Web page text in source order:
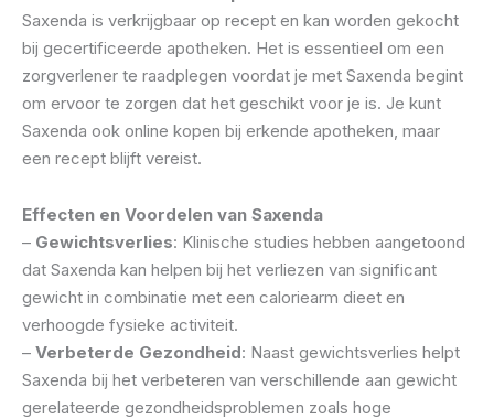
Saxenda is verkrijgbaar op recept en kan worden gekocht
bij gecertificeerde apotheken. Het is essentieel om een
zorgverlener te raadplegen voordat je met Saxenda begint
om ervoor te zorgen dat het geschikt voor je is. Je kunt
Saxenda ook online kopen bij erkende apotheken, maar
een recept blijft vereist.
Effecten en Voordelen van Saxenda
– Gewichtsverlies: Klinische studies hebben aangetoond
dat Saxenda kan helpen bij het verliezen van significant
gewicht in combinatie met een caloriearm dieet en
verhoogde fysieke activiteit.
– Verbeterde Gezondheid: Naast gewichtsverlies helpt
Saxenda bij het verbeteren van verschillende aan gewicht
gerelateerde gezondheidsproblemen zoals hoge